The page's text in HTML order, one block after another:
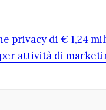
privacy di € 1,24
attività di